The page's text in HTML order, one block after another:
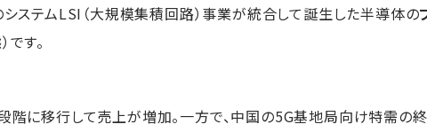
システムLSI（大規模集積回路）事業が統合して誕生した半導体の
す。
階に移行して売上が増加。一方で、中国の5G基地局向け特需の